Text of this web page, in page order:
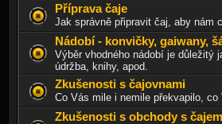
Příprava čaje
Jak správně připravit čaj, aby nám
Nádobí - konvičky, gaiwany,
Výběr vhodného nádobí je důležitý
údržba, knihy, apod.
Zkušenosti s čajovnami
Co Vás mile i nemile překvapilo,
Zkušenosti s obchody s